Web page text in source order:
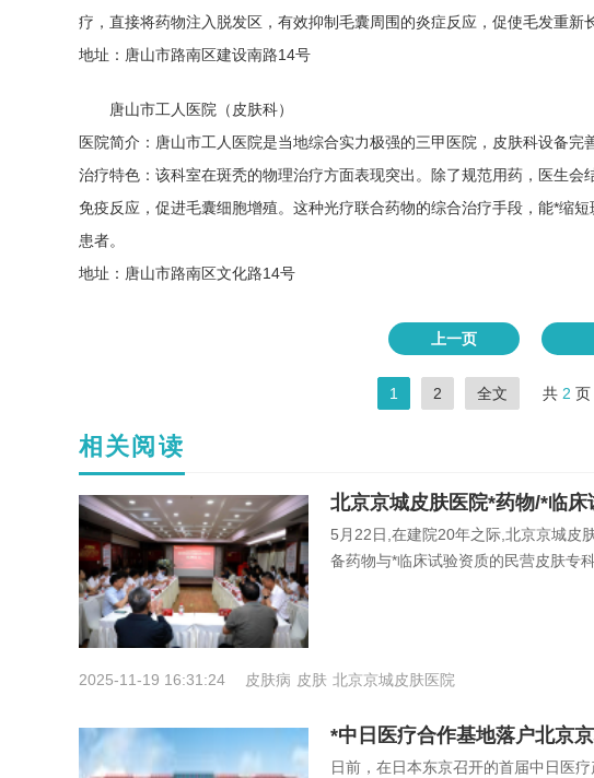
疗，直接将药物注入脱发区，有效抑制毛囊周围的炎症反应，促使毛发重新
地址：唐山市路南区建设南路14号
唐山市工人医院（皮肤科）
医院简介：唐山市工人医院是当地综合实力极强的三甲医院，皮肤科设备完
治疗特色：该科室在斑秃的物理治疗方面表现突出。除了规范用药，医生
免疫反应，促进毛囊细胞增殖。这种光疗联合药物的综合治疗手段，能*缩
患者。
地址：唐山市路南区文化路14号
上一页
1 2 全文 共 2 页
相关阅读
北京京城皮肤医院*药物/*临床
5月22日,在建院20年之际,北京京城皮
备药物与*临床试验资质的民营皮肤专
2025-11-19 16:31:24 皮肤病 皮肤 北京京城皮肤医院
*中日医疗合作基地落户北京
日前，在日本东京召开的首届中日医